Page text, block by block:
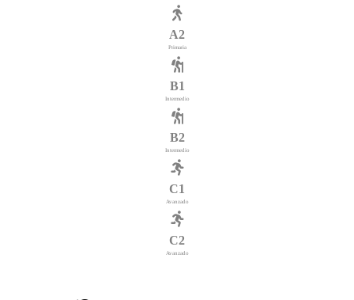
A2
Primaria
B1
Intermedio
B2
Intermedio
C1
Avanzado
C2
Avanzado